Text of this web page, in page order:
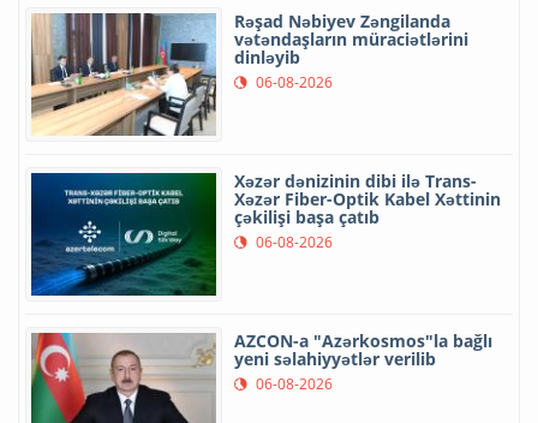
Rəşad Nəbiyev Zəngilanda
vətəndaşların müraciətlərini
dinləyib
06-08-2026
Xəzər dənizinin dibi ilə Trans-
Xəzər Fiber-Optik Kabel Xəttinin
çəkilişi başa çatıb
06-08-2026
AZCON-a "Azərkosmos"la bağlı
yeni səlahiyyətlər verilib
06-08-2026